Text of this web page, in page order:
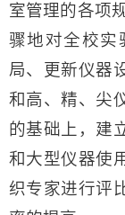
室管理的各项
骤地对全校实
局、更新仪器
和高、精、尖
的基础上，建
和大型仪器使
织专家进行评